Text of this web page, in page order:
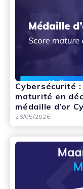
Cybersécurité
maturité en
médaille d’or
26/05/2026